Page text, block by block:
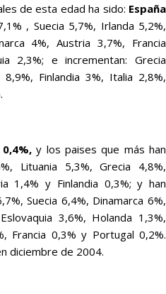
de esta edad ha sido: España
, Suecia 5,7%, Irlanda 5,2%,
4%, Austria 3,7%, Francia
2,3%; e incrementan: Grecia
Finlandia 3%, Italia 2,8%,
0,4%,y los paises que más han
Lituania 5,3%, Grecia 4,8%,
1,4% y Finlandia 0,3%; y han
Suecia 6,4%, Dinamarca 6%,
3,6%, Holanda 1,3%,
Francia 0,3% y Portugal 0,2%.
diciembre de 2004.